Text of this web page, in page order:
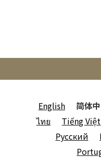
English 简体
ไทย
Tiếng Việt
Русский